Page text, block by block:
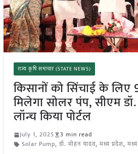
राज्य कृषि समाचार (STATE NEWS)
किसानों को सिंचाई के
मिलेगा सोलर पंप, सीएम
लॉन्च किया पोर्टल
July 1, 2025
3 min read
Solar Pump, डॉ. मोहन यादव, मध्य प्रदेश,